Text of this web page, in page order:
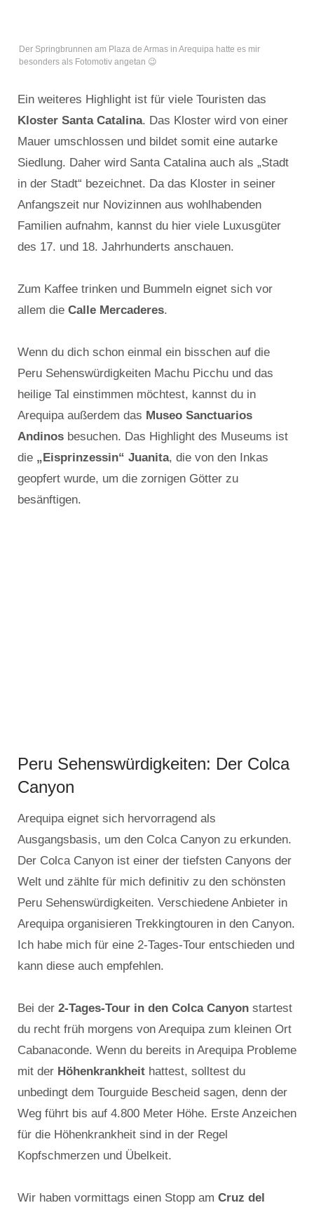
Der Springbrunnen am Plaza de Armas in Arequipa hatte es mir
besonders als Fotomotiv angetan 😉
Ein weiteres Highlight ist für viele Touristen das
Kloster Santa Catalina. Das Kloster wird von einer
Mauer umschlossen und bildet somit eine autarke
Siedlung. Daher wird Santa Catalina auch als „Stadt
in der Stadt“ bezeichnet. Da das Kloster in seiner
Anfangszeit nur Novizinnen aus wohlhabenden
Familien aufnahm, kannst du hier viele Luxusgüter
des 17. und 18. Jahrhunderts anschauen.
Zum Kaffee trinken und Bummeln eignet sich vor
allem die Calle Mercaderes.
Wenn du dich schon einmal ein bisschen auf die
Peru Sehenswürdigkeiten Machu Picchu und das
heilige Tal einstimmen möchtest, kannst du in
Arequipa außerdem das Museo Sanctuarios
Andinos besuchen. Das Highlight des Museums ist
die „Eisprinzessin“ Juanita, die von den Inkas
geopfert wurde, um die zornigen Götter zu
besänftigen.
Peru Sehenswürdigkeiten: Der Colca
Canyon
Arequipa eignet sich hervorragend als
Ausgangsbasis, um den Colca Canyon zu erkunden.
Der Colca Canyon ist einer der tiefsten Canyons der
Welt und zählte für mich definitiv zu den schönsten
Peru Sehenswürdigkeiten. Verschiedene Anbieter in
Arequipa organisieren Trekkingtouren in den Canyon.
Ich habe mich für eine 2-Tages-Tour entschieden und
kann diese auch empfehlen.
Bei der 2-Tages-Tour in den Colca Canyon startest
du recht früh morgens von Arequipa zum kleinen Ort
Cabanaconde. Wenn du bereits in Arequipa Probleme
mit der Höhenkrankheit hattest, solltest du
unbedingt dem Tourguide Bescheid sagen, denn der
Weg führt bis auf 4.800 Meter Höhe. Erste Anzeichen
für die Höhenkrankheit sind in der Regel
Kopfschmerzen und Übelkeit.
Wir haben vormittags einen Stopp am Cruz del